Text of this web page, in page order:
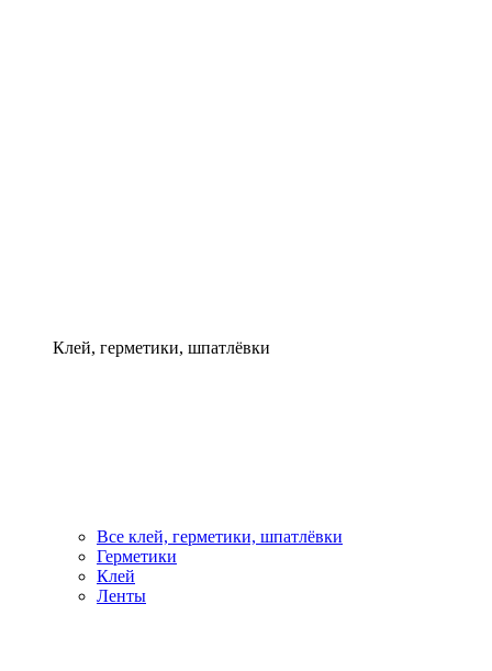
Клей, герметики, шпатлёвки
Все клей, герметики, шпатлёвки
Герметики
Клей
Ленты